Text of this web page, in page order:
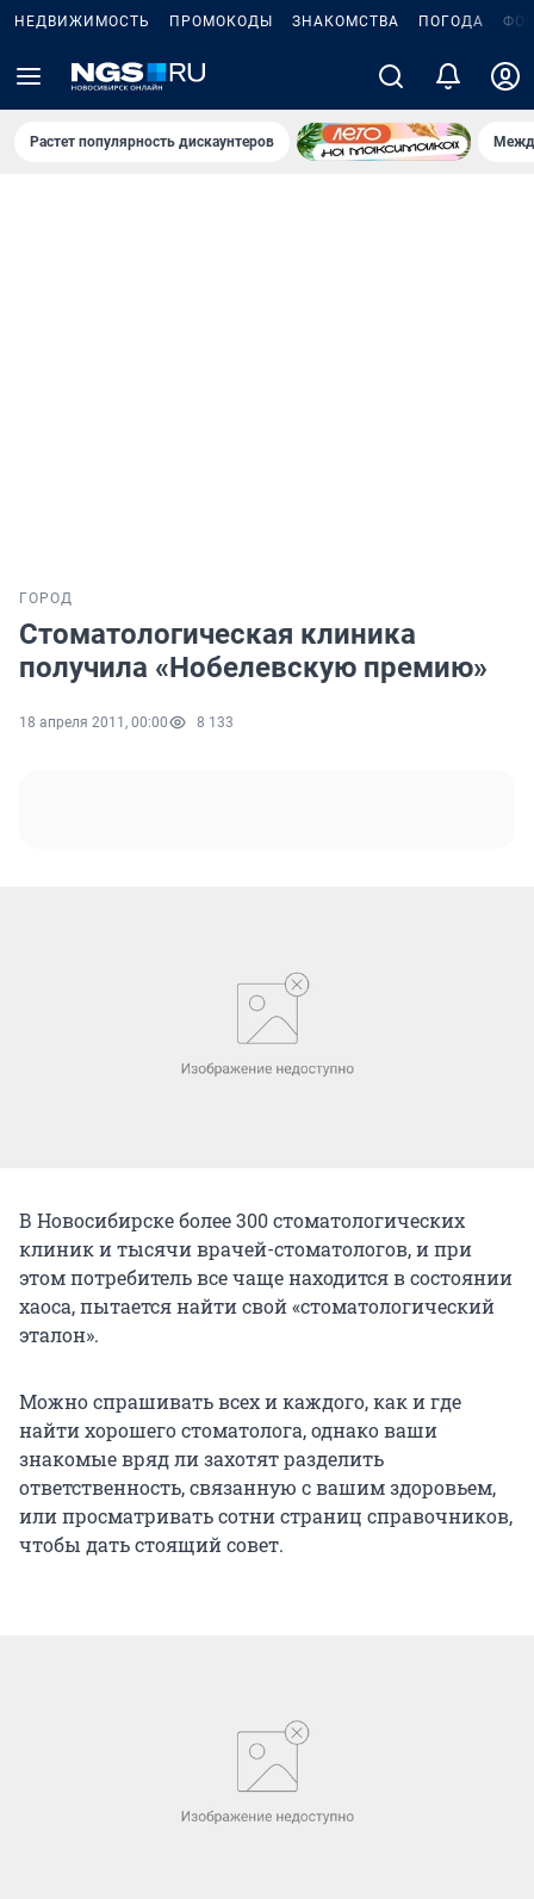
НЕДВИЖИМОСТЬ ПРОМОКОДЫ ЗНАКОМСТВА ПОГОДА
Растет популярность дискаунтеров
ГОРОД
Стоматологическая клиника
получила «Нобелевскую премию»
18 апреля 2011, 00:00 8 133
В Новосибирске более 300 стоматологических
клиник и тысячи врачей-стоматологов, и при
этом потребитель все чаще находится в состоянии
хаоса, пытается найти свой «стоматологический
эталон».
Можно спрашивать всех и каждого, как и где
найти хорошего стоматолога, однако ваши
знакомые вряд ли захотят разделить
ответственность, связанную с вашим здоровьем,
или просматривать сотни страниц справочников,
чтобы дать стоящий совет.